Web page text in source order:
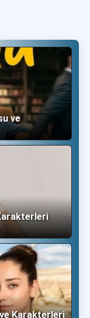
ve
Karakterleri